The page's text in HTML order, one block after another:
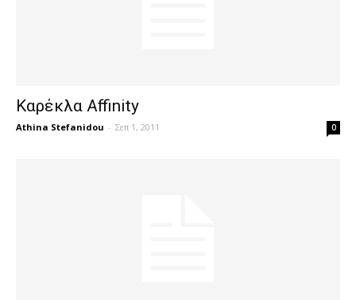
Καρέκλα Affinity
Athina Stefanidou - Σεπ 1, 2011 0